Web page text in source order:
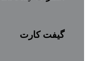
گیفت کارت